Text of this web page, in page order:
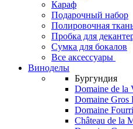
Караф
Подарочный набор
Полировочная
Пробка для
Сумка для бокалов
Все аксессуары
Виноделы
Бургундия
Domaine de la
Domaine Gros
Domaine
Château de la